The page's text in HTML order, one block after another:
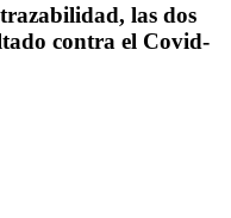
las dos
contra el Covid-